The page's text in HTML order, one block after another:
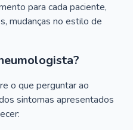
para cada paciente,
mudanças no estilo de
o que perguntar ao
sintomas apresentados